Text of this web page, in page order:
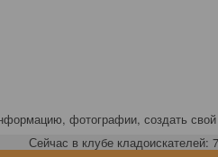
фотографии, создать свой
Сейчас в клубе кладоискателей: